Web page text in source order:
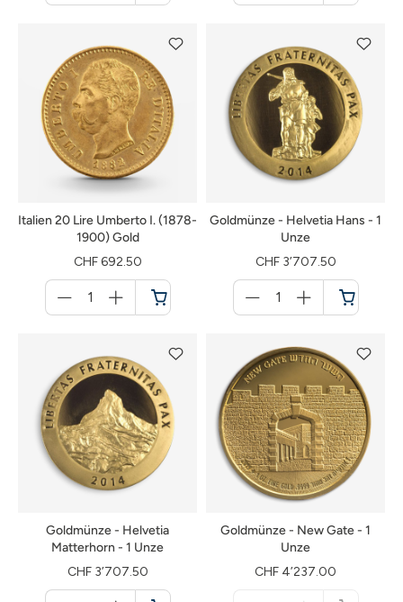
Warenkorb
Warenkorb
Italien 20 Lire Umberto I. (1878-
1900) Gold
CHF 692.50
für
Warenkorb
Goldmünze - Helvetia Hans - 1
Unze
CHF 3’707.50
für
Warenkorb
Goldmünze - Helvetia
Matterhorn - 1 Unze
CHF 3’707.50
Goldmünze - New Gate - 1
Unze
CHF 4’237.00